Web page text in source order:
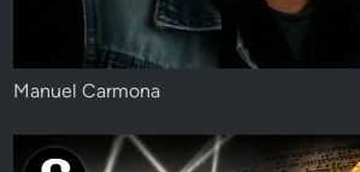
Manuel Carmona